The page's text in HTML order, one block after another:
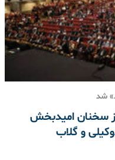
شد
سخنان امیدبخش
و گلاب